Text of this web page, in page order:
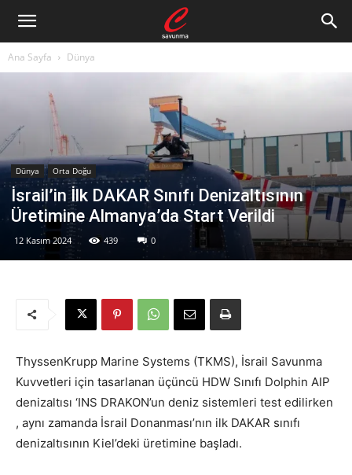
Ana Sayfa Dünya
Dünya Orta Doğu
İsrail’in İlk DAKAR Sınıfı Denizaltısının
Üretimine Almanya’da Start Verildi
12 Kasım 2024 439 0
ThyssenKrupp Marine Systems (TKMS), İsrail Savunma
Kuvvetleri için tasarlanan üçüncü HDW Sınıfı Dolphin AIP
denizaltısı ‘INS DRAKON’un deniz sistemleri test edilirken
, aynı zamanda İsrail Donanması’nın ilk DAKAR sınıfı
denizaltısının Kiel’deki üretimine başladı.